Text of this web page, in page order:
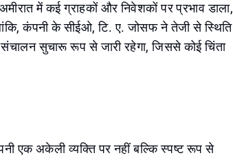
में कई ग्राहकों और निवेशकों पर प्रभाव डाला,
कंपनी के सीईओ, टि. ए. जोसफ ने तेजी से स्थिति
सुचारू रूप से जारी रहेगा, जिससे कोई चिंता
एक अकेली व्यक्ति पर नहीं बल्कि स्पष्ट रूप से